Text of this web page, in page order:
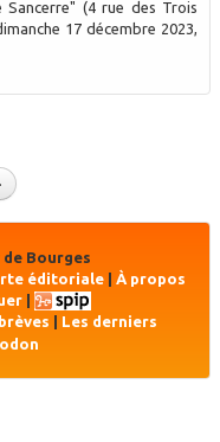
(4 rue des Trois
17 décembre 2023,
Bourges
éditoriale | À propos
|
Les derniers